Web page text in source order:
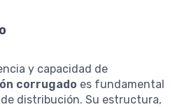
y capacidad de
corrugado es fundamental
distribución. Su estructura,